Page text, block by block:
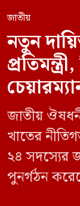
জাতীয়
নতুন
জাতীয়
খাতের
২৪ সদস্যের
পুনর্গঠন